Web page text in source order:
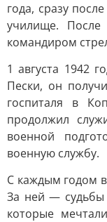
года, сразу
училище.
командиром
1 августа 1942
Пески, он
госпиталя в
продолжил
военной
военную службу.
С каждым годом
За ней — судьбы
которые